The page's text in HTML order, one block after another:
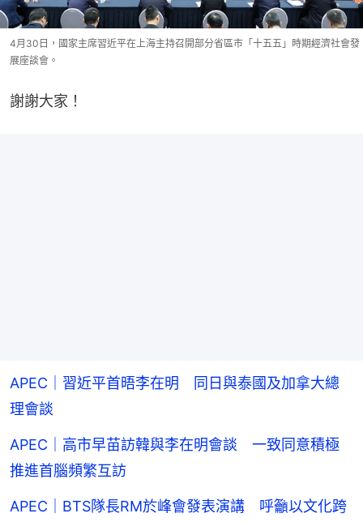
4月30日，國家主席習近平在上海主持召開部分省區市「十五五」時期經濟社會發
展座談會。
謝謝大家！
APEC｜習近平首晤李在明 同日與泰國及加拿大總
理會談
APEC｜高市早苗訪韓與李在明會談 一致同意積極
推進首腦頻繁互訪
APEC｜BTS隊長RM於峰會發表演講 呼籲以文化跨